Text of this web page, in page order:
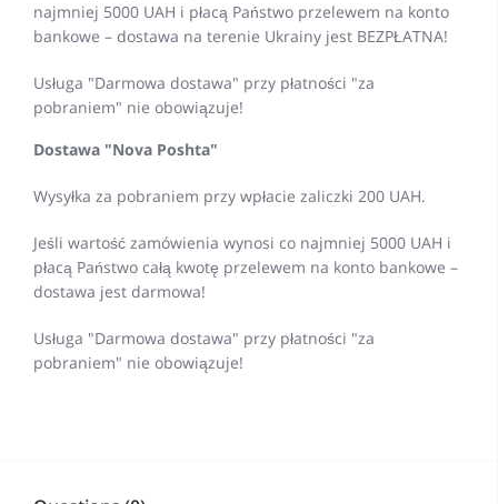
najmniej 5000 UAH i płacą Państwo przelewem na konto
bankowe – dostawa na terenie Ukrainy jest BEZPŁATNA!
Usługa "Darmowa dostawa" przy płatności "za
pobraniem" nie obowiązuje!
Dostawa "Nova Poshta"
Wysyłka za pobraniem przy wpłacie zaliczki 200 UAH.
Jeśli wartość zamówienia wynosi co najmniej 5000 UAH i
płacą Państwo całą kwotę przelewem na konto bankowe –
dostawa jest darmowa!
Usługa "Darmowa dostawa" przy płatności "za
pobraniem" nie obowiązuje!